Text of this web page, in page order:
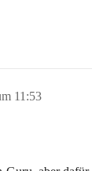
11:53